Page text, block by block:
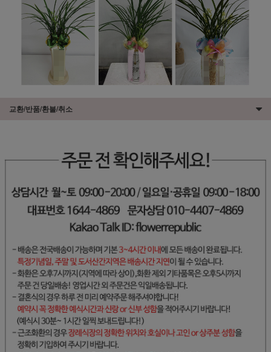
교환/반품/환불/취소